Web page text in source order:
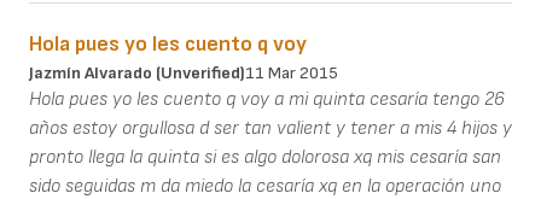
Hola pues yo les cuento q voy
Jazmín Alvarado (unverified)11 Mar 2015
Hola pues yo les cuento q voy a mi quinta cesaría tengo 26
años estoy orgullosa d ser tan valient y tener a mis 4 hijos y
pronto llega la quinta si es algo dolorosa xq mis cesaría san
sido seguidas m da miedo la cesaría xq en la operación uno